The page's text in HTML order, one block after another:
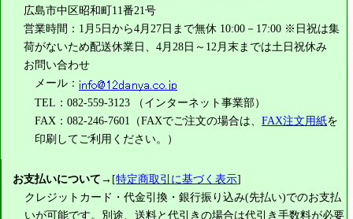
広島市中区昭和町11番21号
営業時間：1月5日から4月27日まで無休 10:00－17:00 ※日祝は集
荷がないため配送休業日、4月28日～12月末までは土日祝休み
お問い合わせ
メール：
TEL：082-559-3123 （インターネット事業部）
FAX：082-246-7601（FAXでご注文の場合は、FAX注文用紙を
印刷してご利用ください。）
お支払いについて→[特定商取引に基づく表示]
クレジットカード・代金引換・銀行振り込み(先払い)でのお支払
いが可能です。別途、送料と代引きの場合は代引き手数料が必要